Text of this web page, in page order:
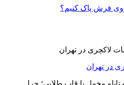
روی فرش پاک کنیم؟
در تهران